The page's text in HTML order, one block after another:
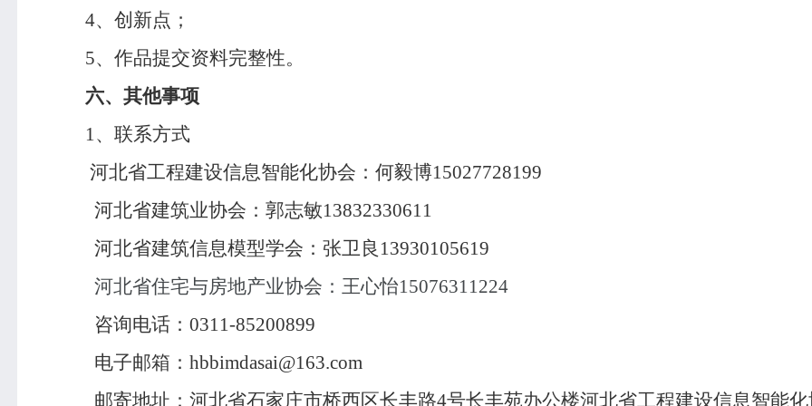
4、创新点；
5、作品提交资料完整性。
六、其他事项
1、联系方式
河北省工程建设信息智能化协会：何毅博15027728199
河北省建筑业协会：郭志敏13832330611
河北省建筑信息模型学会：张卫良 13930105619
河北省住宅与房地产业协会：王心怡15076311224
咨询电话： 0311-85200899
电子邮箱： hbbimdasai@163.com
邮寄地址：河北省石家庄市桥西区长丰路4号长丰苑办公楼河北省工程建设信息智能化